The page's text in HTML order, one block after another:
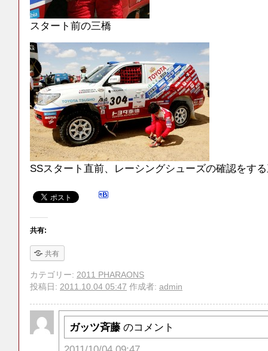
スタート前の三橋
SSスタート直前、レーシングシューズの確認をす
共有:
共有
カテゴリー: 2011 PHARAONS
投稿日: 2011.10.04 05:47 作成者: admin
ガッツ斉藤 のコメント